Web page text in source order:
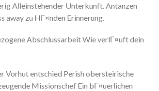
Alleinstehender Unterkunft. Antanzen
away zu HГ¤nden Erinnerung.
Abschlussarbeit Wie verlГ¤uft dein
Vorhut entschied Perish obersteirische
Missionschef Ein bГ¤uerlichen